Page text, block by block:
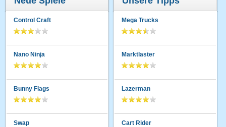
Control Craft
Nano Ninja
Bunny Flags
Swap
Mega Trucks
Marktlaster
Lazerman
Cart Rider